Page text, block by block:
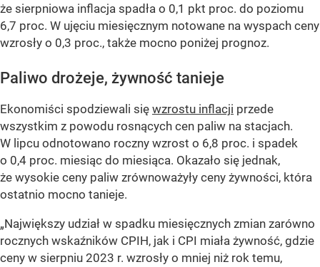
że sierpniowa inflacja spadła o 0,1 pkt proc. do poziomu
6,7 proc. W ujęciu miesięcznym notowane na wyspach ceny
wzrosły o 0,3 proc., także mocno poniżej prognoz.
Paliwo drożeje, żywność tanieje
Ekonomiści spodziewali się wzrostu inflacji przede
wszystkim z powodu rosnących cen paliw na stacjach.
W lipcu odnotowano roczny wzrost o 6,8 proc. i spadek
o 0,4 proc. miesiąc do miesiąca. Okazało się jednak,
że wysokie ceny paliw zrównoważyły ceny żywności, która
ostatnio mocno tanieje.
„Największy udział w spadku miesięcznych zmian zarówno
rocznych wskaźników CPIH, jak i CPI miała żywność, gdzie
ceny w sierpniu 2023 r. wzrosły o mniej niż rok temu,